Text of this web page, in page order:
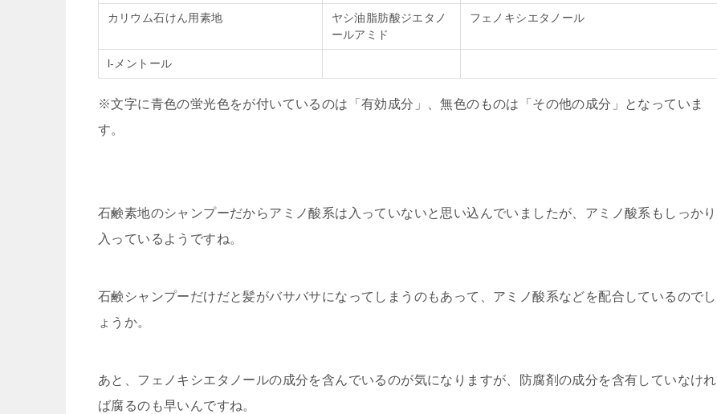
カリウム石けん用素地
ヤシ油脂肪酸ジエタノ
ールアミド
フェノキシエタノール
l-メントール
※文字に青色の蛍光色をが付いているのは「有効成分」、無色のものは「その他の成分」となっていま
す。
石鹸素地のシャンプーだからアミノ酸系は入っていないと思い込んでいましたが、アミノ酸系もしっかり
入っているようですね。
石鹸シャンプーだけだと髪がバサバサになってしまうのもあって、アミノ酸系などを配合しているのでし
ょうか。
あと、フェノキシエタノールの成分を含んでいるのが気になりますが、防腐剤の成分を含有していなけれ
ば腐るのも早いんですね。